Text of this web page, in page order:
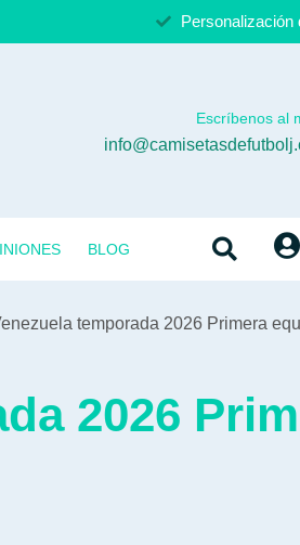
Personalización
Escríbenos al
BLOG
temporada 2026 Primera
2026